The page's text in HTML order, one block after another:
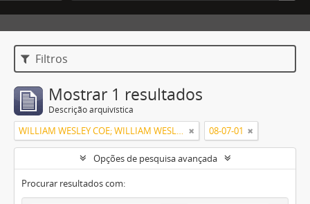
Filtros
Mostrar 1 resultados
Descrição arquivística
WILLIAM WESLEY COE; WILLIAM WESLEY COE JUNIOR 08-07-01
Opções de pesquisa avançada
Procurar resultados com: